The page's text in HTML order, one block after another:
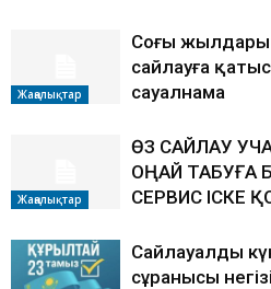
Жаңалықтар
Соңғы жылдары
сайлауға
сауалнама
Жаңалықтар
ӨЗ САЙЛАУ
ОҢАЙ ТАБУҒА
СЕРВИС ІСКЕ
Сайлауалды
сұранысы